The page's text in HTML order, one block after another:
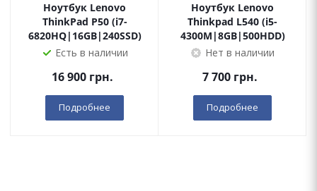
Ноутбук Lenovo
ThinkPad P50 (i7-
6820HQ|16GB|240SSD)
Есть в наличии
16 900грн.
Подробнее
Ноутбук Lenovo
Thinkpad L540 (i5-
4300M|8GB|500HDD)
Нет в наличии
7 700 грн.
Подробнее